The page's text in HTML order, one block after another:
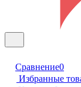
Сравнение0
Избранные